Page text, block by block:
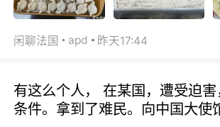
闲聊法国 apd 昨天17:44
有这么个人， 在某国，遭受迫
条件。拿到了难民。向中国大使